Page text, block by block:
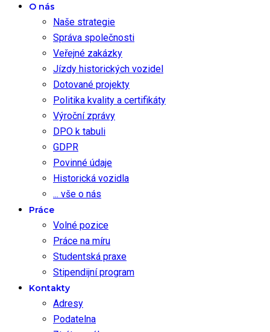
O nás
Naše strategie
Správa společnosti
Veřejné zakázky
Jízdy historických vozidel
Dotované projekty
Politika kvality a certifikáty
Výroční zprávy
DPO k tabuli
GDPR
Povinné údaje
Historická vozidla
... vše o nás
Práce
Volné pozice
Práce na míru
Studentská praxe
Stipendijní program
Kontakty
Adresy
Podatelna